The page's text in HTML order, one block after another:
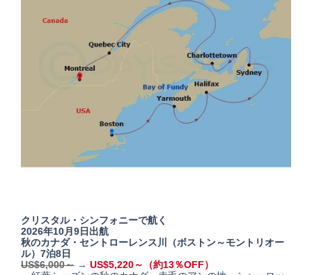
クリスタル・シンフォニーで航く
2026年10月9日出航
秋のカナダ・セントローレンス川（ボストン～モントリオー
ル）7泊8日
US$6,000～ → US$5,220～（約13％OFF）